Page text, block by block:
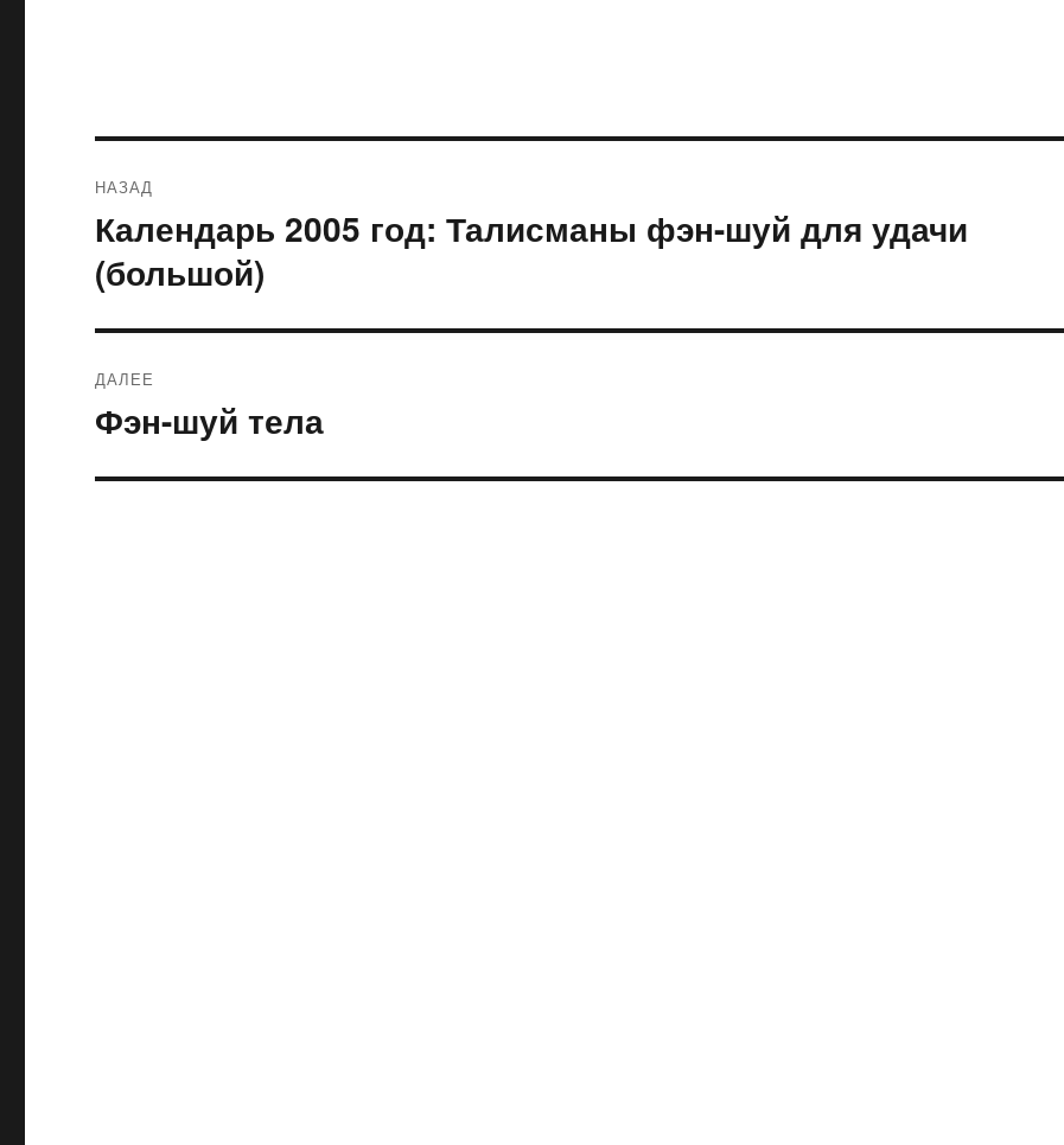
по
записям
НАЗАД
Предыдущая
запись:
Календарь 2005 год: Талисманы фэн-шуй для удачи
(большой)
ДАЛЕЕ
Следующая
Фэн-шуй тела